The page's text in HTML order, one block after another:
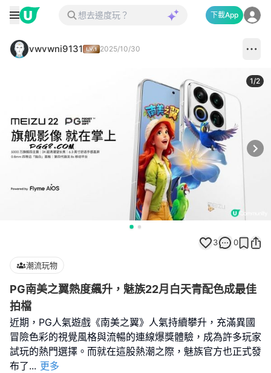
下載App
vwvwni9131 2025/10/30
1/2
3 0
潮流玩物
PG南美之翼熱度飆升，魅族22月白天青配色成最佳
拍檔
近期，PG人氣遊戲《南美之翼》人氣持續攀升，充滿異國
冒險色彩的視覺風格與流暢的連線爆獎體驗，成為許多玩家
試玩的熱門選擇。而就在這股熱潮之際，魅族官方也正式發
布了... 更多